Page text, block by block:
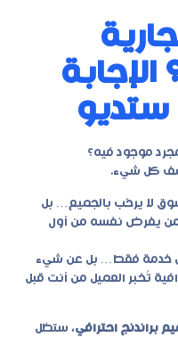
ستديو
موجود فيه؟
كل شيء.
لا يرحّب بالجميع… بل
من يفرض نفسه من أول
خدمة فقط… بل عن شيء
تُخبر العميل من أنت قبل
براندنج احترافي، ستظل